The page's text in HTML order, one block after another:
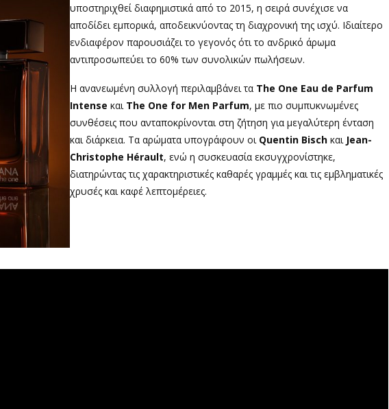
υποστηριχθεί διαφημιστικά από το 2015, η σειρά συνέχισε να
αποδίδει εμπορικά, αποδεικνύοντας τη διαχρονική της ισχύ. Ιδιαίτερο
ενδιαφέρον παρουσιάζει το γεγονός ότι το ανδρικό άρωμα
αντιπροσωπεύει το 60% των συνολικών πωλήσεων.
Η ανανεωμένη συλλογή περιλαμβάνει τα The One Eau de Parfum
Intense και The One for Men Parfum, με πιο συμπυκνωμένες
συνθέσεις που ανταποκρίνονται στη ζήτηση για μεγαλύτερη ένταση
και διάρκεια. Τα αρώματα υπογράφουν οι Quentin Bisch και Jean-
Christophe Hérault, ενώ η συσκευασία εκσυγχρονίστηκε,
διατηρώντας τις χαρακτηριστικές καθαρές γραμμές και τις εμβληματικές
χρυσές και καφέ λεπτομέρειες.